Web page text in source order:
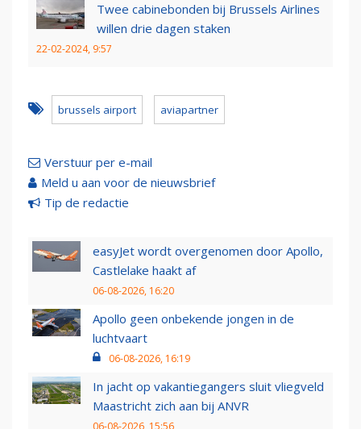
Twee cabinebonden bij Brussels Airlines
willen drie dagen staken
22-02-2024, 9:57
brussels airport aviapartner
Verstuur per e-mail
Meld u aan voor de nieuwsbrief
Tip de redactie
easyJet wordt overgenomen door Apollo,
Castlelake haakt af
06-08-2026, 16:20
Apollo geen onbekende jongen in de
luchtvaart
06-08-2026, 16:19
In jacht op vakantiegangers sluit vliegveld
Maastricht zich aan bij ANVR
06-08-2026, 15:56